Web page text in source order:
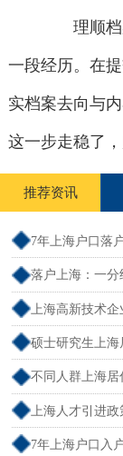
理顺档
一段经历。在
实档案去向与
这一步走稳了
推荐资讯
7年上海户口落
落户上海：一
孩可以考上海
上海高新技术
户）
硕士研究生上
积分）
不同人群上海居
上海人才引进
7年上海户口入